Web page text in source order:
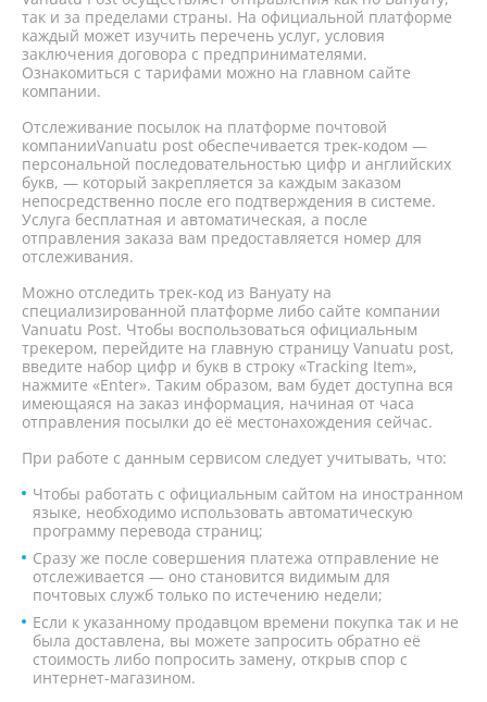
так и за пределами страны. На официальной платформе
каждый может изучить перечень услуг, условия
заключения договора с предпринимателями.
Ознакомиться с тарифами можно на главном сайте
компании.
Отслеживание посылок на платформе почтовой
компанииVanuatu post обеспечивается трек-кодом —
персональной последовательностью цифр и английских
букв, — который закрепляется за каждым заказом
непосредственно после его подтверждения в системе.
Услуга бесплатная и автоматическая, а после
отправления заказа вам предоставляется номер для
отслеживания.
Можно отследить трек-код из Вануату на
специализированной платформе либо сайте компании
Vanuatu Post. Чтобы воспользоваться официальным
трекером, перейдите на главную страницу Vanuatu post,
введите набор цифр и букв в строку «Tracking Item»,
нажмите «Enter». Таким образом, вам будет доступна вся
имеющаяся на заказ информация, начиная от часа
отправления посылки до её местонахождения сейчас.
При работе с данным сервисом следует учитывать, что:
Чтобы работать с официальным сайтом на иностранном
языке, необходимо использовать автоматическую
программу перевода страниц;
Сразу же после совершения платежа отправление не
отслеживается — оно становится видимым для
почтовых служб только по истечению недели;
Если к указанному продавцом времени покупка так и не
была доставлена, вы можете запросить обратно её
стоимость либо попросить замену, открыв спор с
интернет-магазином.